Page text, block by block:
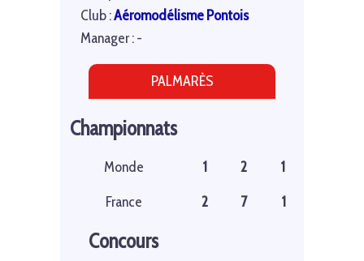
Club :Aéromodélisme Pontois
Manager : -
PALMARÈS
Championnats
Monde 1 2
1
France
2 7 1
Concours